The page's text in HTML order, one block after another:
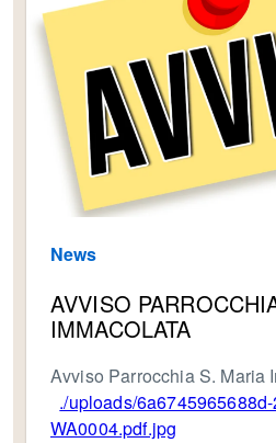
News
AVVISO
IMMACOLATA
Avviso Parrocchia S. Maria
./uploads/
WA0004.pdf.jpg